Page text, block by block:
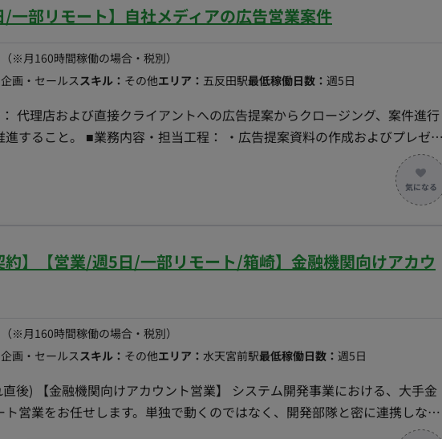
/一部リモート】自社メディアの広告営業案件
（※月160時間稼働の場合・税別）
画・セールススキル： その他エリア： 五反田駅最低稼働日数： 週5日
代理店および直接クライアントへの広告提案からクロージング、案件進行
告提案資料の作成およびプレゼン
直接クライアントへの定期訪問による新規開拓と既存顧客深耕 ・顧客課題
カスタマイズ提案 ・契約締結から請求管理までの一連の案件進行管理 ・社
約】【営業/週5日/一部リモート/箱崎】金融機関向けアカウ
（※月160時間稼働の場合・税別）
画・セールススキル： その他エリア： 水天宮前駅最低稼働日数： 週5日
後) 【金融機関向けアカウント営業】 システム開発事業における、大手金
営業をお任せします。単独で動くのではなく、開発部隊と密に連携しなが
づいたソリューション提案を行い、ビジネス価値の向上を目指すのがミッシ